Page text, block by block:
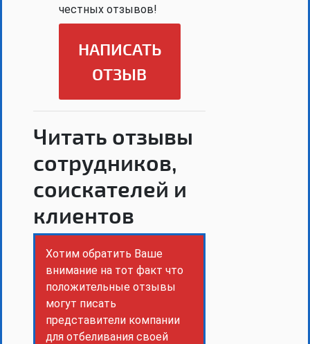
честных отзывов!
НАПИСАТЬ
ОТЗЫВ
Читать отзывы
сотрудников,
соискателей и
клиентов
Хотим обратить Ваше
внимание на тот факт что
положительные отзывы
могут писать
представители компании
для отбеливания своей